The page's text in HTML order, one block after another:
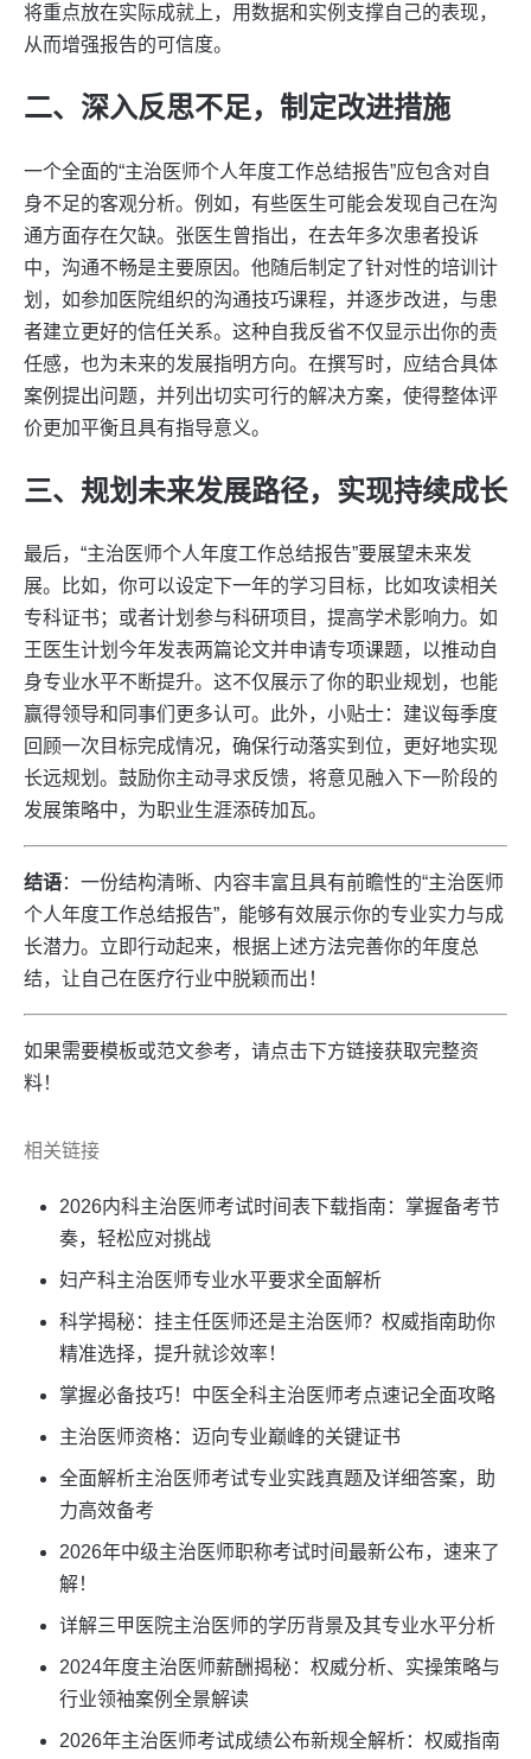
将重点放在实际成就上，用数据和实例支撑自己的表现，
从而增强报告的可信度。
二、深入反思不足，制定改进措施
一个全面的“主治医师个人年度工作总结报告”应包含对自
身不足的客观分析。例如，有些医生可能会发现自己在沟
通方面存在欠缺。张医生曾指出，在去年多次患者投诉
中，沟通不畅是主要原因。他随后制定了针对性的培训计
划，如参加医院组织的沟通技巧课程，并逐步改进，与患
者建立更好的信任关系。这种自我反省不仅显示出你的责
任感，也为未来的发展指明方向。在撰写时，应结合具体
案例提出问题，并列出切实可行的解决方案，使得整体评
价更加平衡且具有指导意义。
三、规划未来发展路径，实现持续成长
最后，“主治医师个人年度工作总结报告”要展望未来发
展。比如，你可以设定下一年的学习目标，比如攻读相关
专科证书；或者计划参与科研项目，提高学术影响力。如
王医生计划今年发表两篇论文并申请专项课题，以推动自
身专业水平不断提升。这不仅展示了你的职业规划，也能
赢得领导和同事们更多认可。此外，小贴士：建议每季度
回顾一次目标完成情况，确保行动落实到位，更好地实现
长远规划。鼓励你主动寻求反馈，将意见融入下一阶段的
发展策略中，为职业生涯添砖加瓦。
结语：一份结构清晰、内容丰富且具有前瞻性的“主治医师
个人年度工作总结报告”，能够有效展示你的专业实力与成
长潜力。立即行动起来，根据上述方法完善你的年度总
结，让自己在医疗行业中脱颖而出！
如果需要模板或范文参考，请点击下方链接获取完整资
料！
相关链接
2026内科主治医师考试时间表下载指南：掌握备考节
奏，轻松应对挑战
妇产科主治医师专业水平要求全面解析
科学揭秘：挂主任医师还是主治医师？权威指南助你
精准选择，提升就诊效率！
掌握必备技巧！中医全科主治医师考点速记全面攻略
主治医师资格：迈向专业巅峰的关键证书
全面解析主治医师考试专业实践真题及详细答案，助
力高效备考
2026年中级主治医师职称考试时间最新公布，速来了
解！
详解三甲医院主治医师的学历背景及其专业水平分析
2024年度主治医师薪酬揭秘：权威分析、实操策略与
行业领袖案例全景解读
2026年主治医师考试成绩公布新规全解析：权威指南